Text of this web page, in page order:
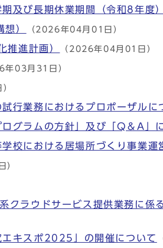
及び長期休業期間（令和8年度）
） （2026年04月01日）
推進計画） （2026年04月01日）
年03月31日）
行業務におけるプロポーザルに
グラムの方針」及び「Q＆A」
校における居場所づくり事業運
）
ラウドサービス提供業務に係
エキスポ2025」の開催について